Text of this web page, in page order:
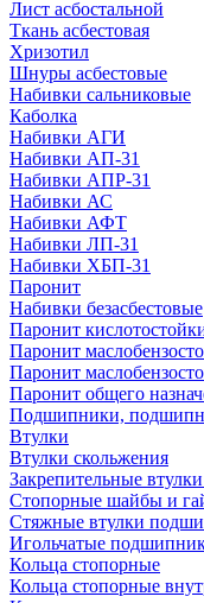
Лист асбостальной
Ткань асбестовая
Хризотил
Шнуры асбестовые
Набивки сальниковые
Каболка
Набивки АГИ
Набивки АП-31
Набивки АПР-31
Набивки АС
Набивки АФТ
Набивки ЛП-31
Набивки ХБП-31
Паронит
Набивки безасбестовые
Паронит
Паронит
Паронит
Паронит общего
Подшипники,
Втулки
Втулки скольжения
Закрепительные
Стопорные шайбы и
Стяжные втулки
Игольчатые
Кольца стопорные
Кольца стопорные